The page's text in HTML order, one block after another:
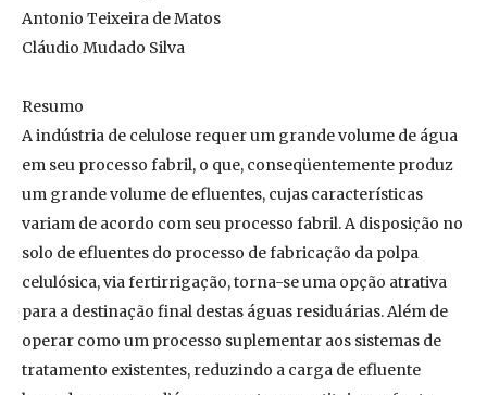
Antonio Teixeira de Matos
Cláudio Mudado Silva
Resumo
A indústria de celulose requer um grande volume de água
em seu processo fabril, o que, conseqüentemente produz
um grande volume de efluentes, cujas características
variam de acordo com seu processo fabril. A disposição no
solo de efluentes do processo de fabricação da polpa
celulósica, via fertirrigação, torna-se uma opção atrativa
para a destinação final destas águas residuárias. Além de
operar como um processo suplementar aos sistemas de
tratamento existentes, reduzindo a carga de efluente